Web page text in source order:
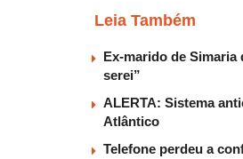
Leia Também
Ex-marido de Simaria
serei”
ALERTA: Sistema
Atlântico
Telefone perdeu a